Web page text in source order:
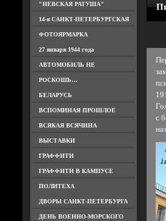
"НЕВСКАЯ РАТУША"
14-я САНКТ-ПЕТЕРБУРГСКАЯ
ФОТОЯРМАРКА
27 января 1944 года
АВТОМОБИЛЬ НЕ
РОСКОШЬ…
БЕЛАРУСЬ
ВСПОМИНАЯ ПРОШЛОЕ
ВСЯКАЯ ВСЯЧИНА
ВЫСТАВКИ
ГРАФФИТИ
ГРАФФИТИ В КАМПУСЕ
ПОЛИТЕХА
ДВОРЫ САНКТ-ПЕТЕРБУРГА
ДЕНЬ ВОЕННО-МОРСКОГО
с